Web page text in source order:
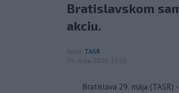
Bratislavskom
akciu.
Autor TASR
29. mája 2026 15:16
Bratislava 29. mája